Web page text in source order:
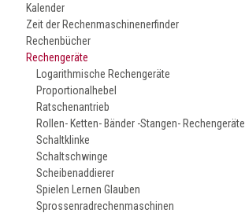
Kalender
Zeit der Rechenmaschinenerfinder
Rechenbücher
Rechengeräte
Logarithmische Rechengeräte
Proportionalhebel
Ratschenantrieb
Rollen- Ketten- Bänder -Stangen- Rechengeräte
Schaltklinke
Schaltschwinge
Scheibenaddierer
Spielen Lernen Glauben
Sprossenradrechenmaschinen